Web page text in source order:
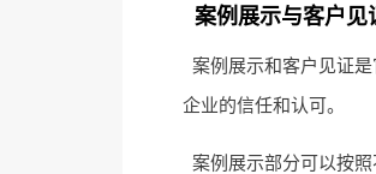
案例展示与客户见
案例展示和客户见证
企业的信任和认可。
案例展示部分可以按